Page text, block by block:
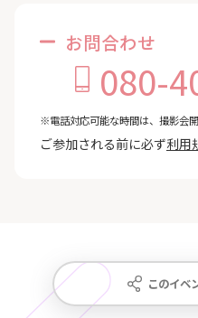
お問合わせ
080-
※電話対応可能な時間は、撮影会
ご参加される前に必ず利用
このイベ